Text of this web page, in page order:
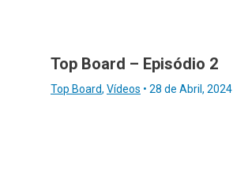
Top Board – Episódio 2
Top Board, Vídeos • 28 de Abril, 2024